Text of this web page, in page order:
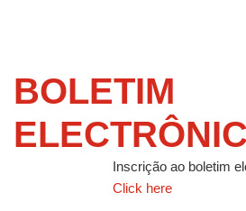
BOLETIM
Inscrição ao boletim
Click here